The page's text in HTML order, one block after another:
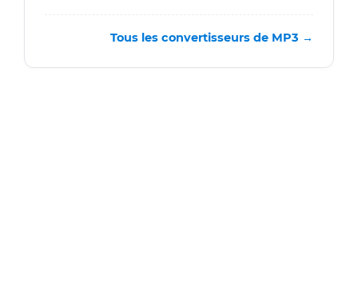
Tous les convertisseurs de MP3 →